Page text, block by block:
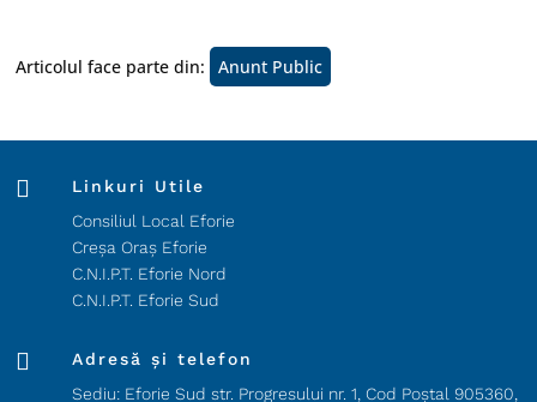
Articolul face parte din: Anunt Public

Linkuri Utile
Consiliul Local Eforie
Creșa Oraș Eforie
C.N.I.P.T. Eforie Nord
C.N.I.P.T. Eforie Sud

Adresă și telefon
Sediu: Eforie Sud str. Progresului nr. 1, Cod Poştal 905360,